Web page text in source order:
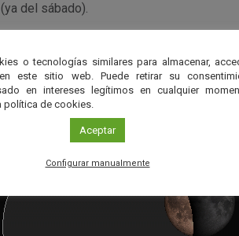
del sábado).
o tecnologías similares para almacenar,
este sitio web. Puede retirar su
en intereses legítimos en cualquier
política de cookies.
Aceptar
Configurar manualmente